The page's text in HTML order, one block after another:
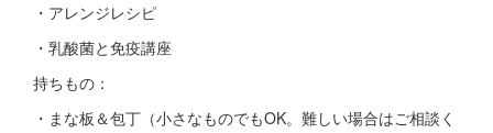
・アレンジレシピ
・乳酸菌と免疫講座
持ちもの：
・まな板＆包丁（小さなものでもOK。難しい場合はご相談く